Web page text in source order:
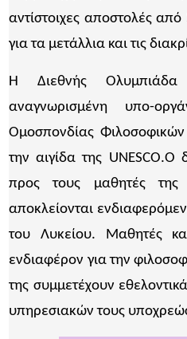
αντίστοιχες αποστολές
για τα μετάλλια και τις
Η Διεθνής Ολυμπιάδα
αναγνωρισμένη υπο-
Ομοσπονδίας Φιλοσοφικών
την αιγίδα της UNESCO.Ο
προς τους μαθητές
αποκλείονται
του Λυκείου. Μαθητές
ενδιαφέρον για την
της συμμετέχουν
υπηρεσιακών τους